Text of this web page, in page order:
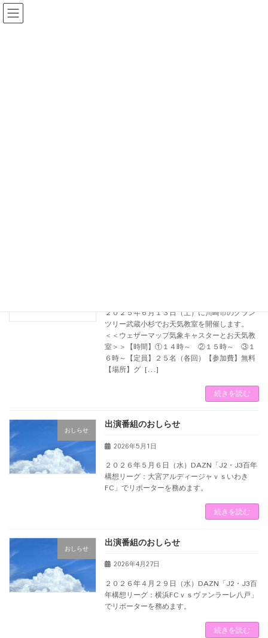
コ
ン
ナ
ビ
２０２５年６月１３日（土）に川崎市のグラン
ツリー武蔵小杉でお天気教室を開催します。
＜＜ウェザーマップ気象キャスターとお天気教
室＞＞【時間】①１４時～ ②１５時～ ③１
６時～【定員】２５名（各回）【参加費】無料
【場所】グ […]
続きを読む
おしらせ 出演番組のおしらせ
2026年5月1日
２０２６年５月６日（水）DAZN「J2・J3百年
構想リーグ：大宮アルディージャｖｓいわき
FC」でリポーターを務めます。
続きを読む
おしらせ 出演番組のおしらせ
2026年4月27日
２０２６年４月２９日（水）DAZN「J2・J3百
年構想リーグ：横浜FCｖｓヴァンラーレ八戸」
でリポーターを務めます。
続きを読む